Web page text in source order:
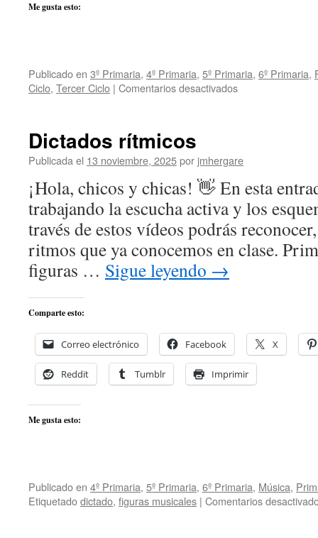
Me gusta esto:
Publicado en 3º Primaria, 4º Primaria, 5º Primaria, 6º Primaria,
Ciclo, Tercer Ciclo | Comentarios desactivadosen
Dulce
Dictados rítmicos
Publicada el 13 noviembre, 2025por jmhergare
¡Hola, chicos y chicas! 👋 En esta
trabajando la escucha activa y los
través de estos vídeos podrás
ritmos que ya conocemos en clase.
figuras … Sigue leyendo →
Comparte esto:
Correo electrónico Facebook X
Reddit Tumblr Imprimir
Me gusta esto:
Publicado en 4º Primaria, 5º Primaria, 6º Primaria, Música,
Etiquetadodictado, figuras musicales | Comentarios